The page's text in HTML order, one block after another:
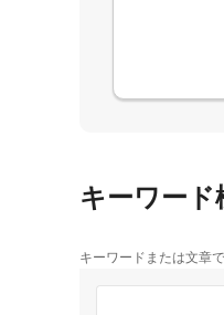
キーワード
キーワードまたは文章